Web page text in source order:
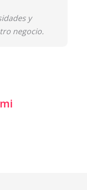
y
negocio.